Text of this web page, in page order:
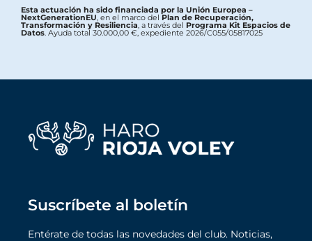
Esta actuación ha sido financiada por la Unión Europea –
NextGenerationEU , en el marco delPlan de Recuperación,
Transformación y Resiliencia , a través del Programa Kit Espacios de
Datos . Ayuda total 30.000,00 €, expediente 2026/C055/05817025
Suscríbete al boletín
Entérate de todas las novedades del club. Noticias,